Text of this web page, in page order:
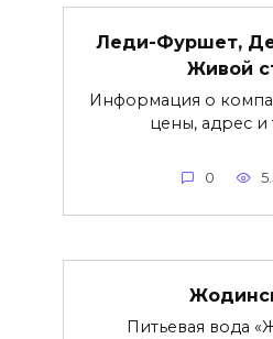
Леди-Фуршет,
Живой
Информация о
цены, адрес и
0
Питьевая вода